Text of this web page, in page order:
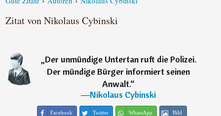
Zitat von Nikolaus Cybinski
„Der unmündige Untertan ruft die Polizei.
Der mündige Bürger informiert seinen
Anwalt.“
―Nikolaus Cybinski
Facebook Twitter WhatsApp Bild